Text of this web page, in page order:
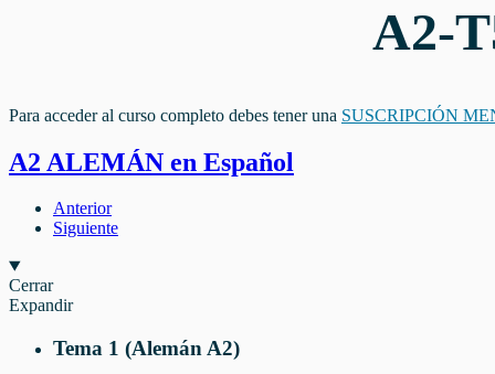
A2-
Para acceder al curso completo debes tener una SUSCRIPCIÓN
A2 ALEMÁN en Español
Anterior
Siguiente
Cerrar
Expandir
Tema 1 (Alemán A2)